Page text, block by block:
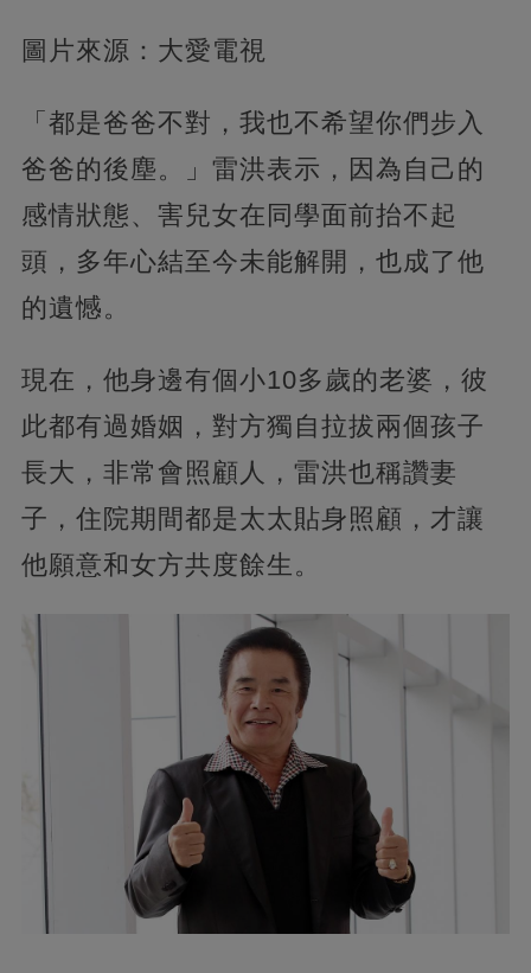
圖片來源：大愛電視
「都是爸爸不對，我也不希望你們步入
爸爸的後塵。」雷洪表示，因為自己的
感情狀態、害兒女在同學面前抬不起
頭，多年心結至今未能解開，也成了他
的遺憾。
現在，他身邊有個小10多歲的老婆，彼
此都有過婚姻，對方獨自拉拔兩個孩子
長大，非常會照顧人，雷洪也稱讚妻
子，住院期間都是太太貼身照顧，才讓
他願意和女方共度餘生。